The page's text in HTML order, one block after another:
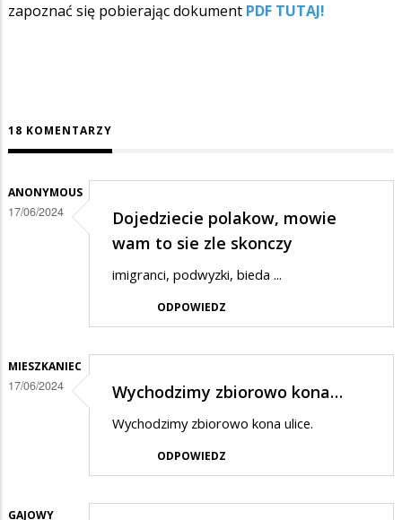
zapoznać się pobierając dokument PDF TUTAJ!
18 KOMENTARZY
ANONYMOUS
17/06/2024
Dojedziecie polakow, mowie
wam to sie zle skonczy
imigranci, podwyzki, bieda ...
ODPOWIEDZ
MIESZKANIEC
17/06/2024 Wychodzimy zbiorowo kona…
Wychodzimy zbiorowo kona ulice.
ODPOWIEDZ
GAJOWY